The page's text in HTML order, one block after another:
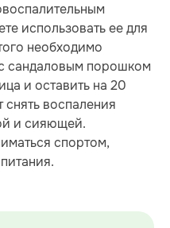
использовать ее для
необходимо
сандаловым порошком
и оставить на 20
воспаления
и сияющей.
спортом,